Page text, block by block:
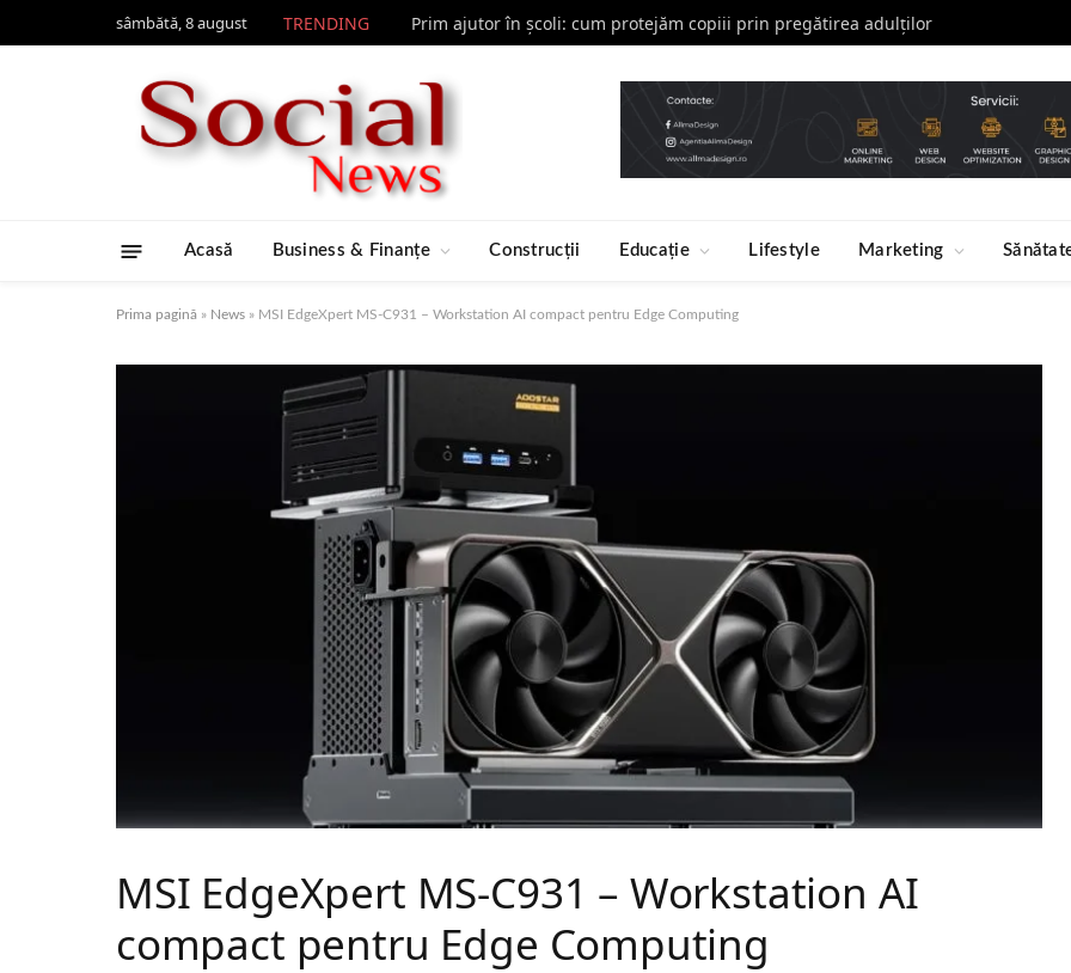
sâmbătă, 8 august TRENDING Prim ajutor în școli: cum protejăm copiii prin pregătirea adulților
Acasă Business & Finanțe Construcții Educație Lifestyle Marketing
Prima pagină » News » MSI EdgeXpert MS-C931 – Workstation AI compact pentru Edge Computing
MSI EdgeXpert MS-C931 – Workstation AI
compact pentru Edge Computing